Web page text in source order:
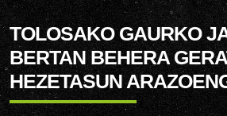
TOLOSAKO GAURKO
BERTAN BEHERA
HEZETASUN